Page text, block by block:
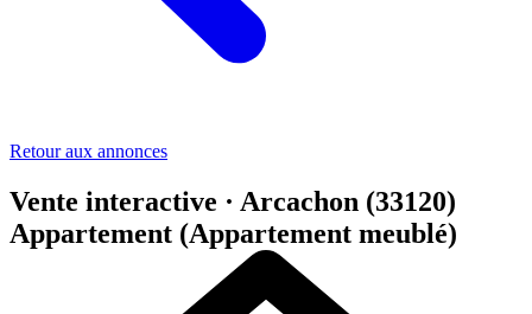
Retour aux annonces
Vente interactive · Arcachon (33120)
Appartement (Appartement meublé)